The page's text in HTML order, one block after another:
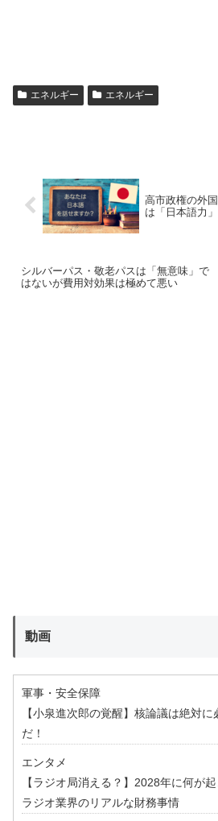
エネルギー エネルギー
高市政権の外
は「日本語力
シルバーパス・敬老パスは「無意味」で
はないが費用対効果は極めて悪い
動画
軍事・安全保障
【小泉進次郎の覚醒】核論議は絶対に
だ！
エンタメ
【ラジオ局消える？】2028年に何が起
ラジオ業界のリアルな財務事情